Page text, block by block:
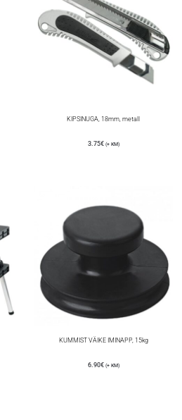
KIPSINUGA, 18mm, metall
3.75€ (+ KM)
KUMMIST VÄIKE IMINAPP, 15kg
6.90€ (+ KM)